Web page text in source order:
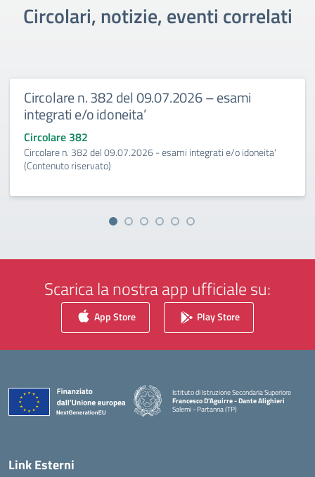
Circolari, notizie, eventi correlati
Circolare n. 382 del 09.07.2026 – esami
integrati e/o idoneita’
Circolare 382
Circolare n. 382 del 09.07.2026 - esami integrati e/o idoneita'
(Contenuto riservato)
Scarica la nostra app ufficiale su:
App Store Play Store
Istituto di Istruzione Secondaria Superiore
Francesco D'Aguirre - Dante Alighieri
Salemi - Partanna (TP)
Link Esterni